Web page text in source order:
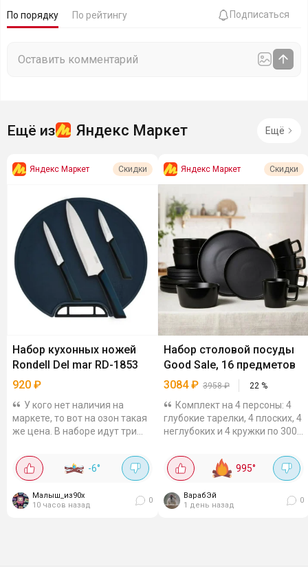
По порядку По рейтингу Подписаться
Ещё из Яндекс Маркет Ещё
Яндекс Маркет Скидки
Набор кухонных ножей
Rondell Del mar RD-1853
920 ₽
У кого нет наличия на
маркете, то вот на озон такая
же цена. В наборе идут три
(поварской, универсальный,
нож для овощей) + классная
разделочная...
-6°
Малыш_из90х
10 часов назад
0
Яндекс Маркет Скидки
Набор столовой посуды
Good Sale, 16 предметов
3084₽ 3958₽ 22 %
Комплект на 4 персоны: 4
глубокие тарелки, 4 плоских, 4
неглубоких и 4 кружки по 300
универсального размера
тоже входят в набор.
Керамика с...
995°
ВарабЭй
1 день назад
0